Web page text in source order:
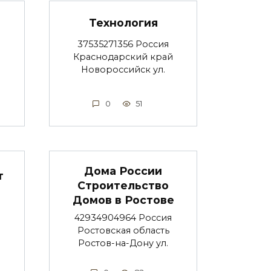
Технология
37535271356 Россия
Краснодарский край
Новороссийск ул.
0 51
Дома России
Строительство
Домов в Ростове
42934904964 Россия
Ростовская область
Ростов-на-Дону ул.